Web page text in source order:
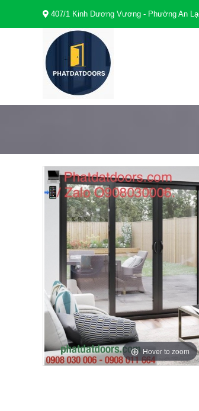
407/1 Kinh Dương Vương - Phường An
Hover to zoom